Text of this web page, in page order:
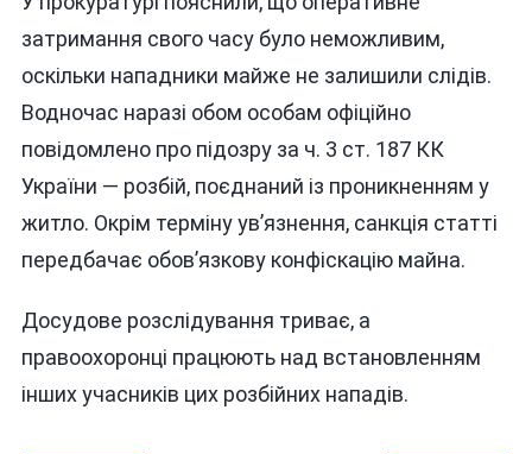
затримання свого часу було неможливим,
оскільки нападники майже не залишили слідів.
Водночас наразі обом особам офіційно
повідомлено про підозру за ч. 3 ст. 187 КК
України — розбій, поєднаний із проникненням у
житло. Окрім терміну ув’язнення, санкція статті
передбачає обов’язкову конфіскацію майна.
Досудове розслідування триває, а
правоохоронці працюють над встановленням
інших учасників цих розбійних нападів.